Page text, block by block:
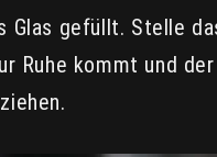
Glas gefüllt. Stelle
Ruhe kommt und